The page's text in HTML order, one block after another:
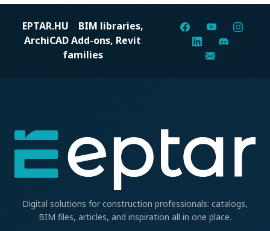
EPTAR.HU BIM libraries,
ArchiCAD Add-ons, Revit
families
Digital solutions for construction professionals: catalogs,
BIM files, articles, and inspiration all in one place.